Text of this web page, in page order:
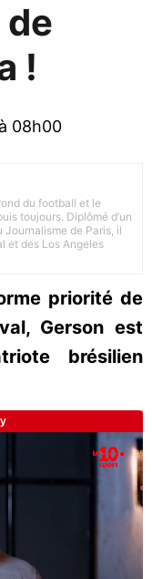
!
08h00
du football et le
toujours. Diplômé d’un
Journalisme de Paris, il
et des Los Angeles
priorité de
Gerson est
brésilien